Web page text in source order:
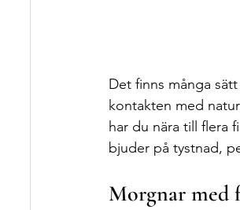
Det finns många
kontakten med
har du nära till flera
bjuder på tystnad,
Morgnar med